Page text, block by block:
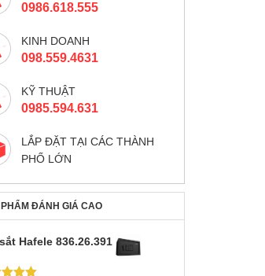
0986.618.555
KINH DOANH
098.559.4631
KỸ THUẬT
0985.594.631
LẮP ĐẶT TẠI CÁC THÀNH
PHỐ LỚN
ĐÁNH GIÁ CAO
Hafele 836.26.391